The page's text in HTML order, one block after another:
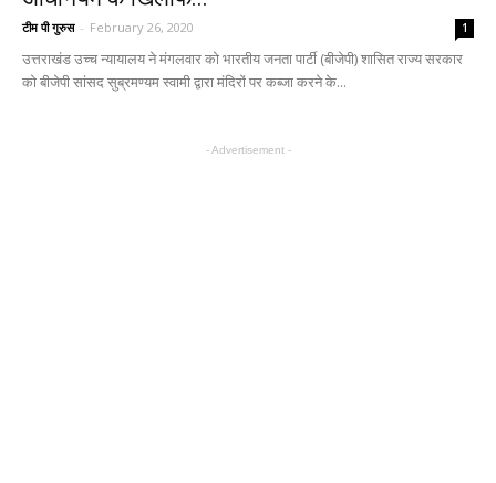
टीम पी गुरुस - February 26, 2020 1
उत्तराखंड उच्च न्यायालय ने मंगलवार को भारतीय जनता पार्टी (बीजेपी) शासित राज्य सरकार
को बीजेपी सांसद सुब्रमण्यम स्वामी द्वारा मंदिरों पर कब्जा करने के...
- Advertisement -